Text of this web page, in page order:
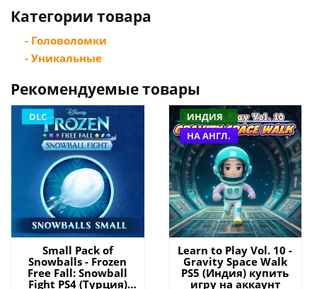
Категории товара
- Головоломки
- Уникальные
Рекомендуемые товары
DLC
Small Pack of
Snowballs - Frozen
Free Fall: Snowball
Fight PS4 (Турция)
ИНДИЯ
НА АНГЛ.
Learn to Play Vol. 10 -
Gravity Space Walk
PS5 (Индия) купить
игру на аккаунт